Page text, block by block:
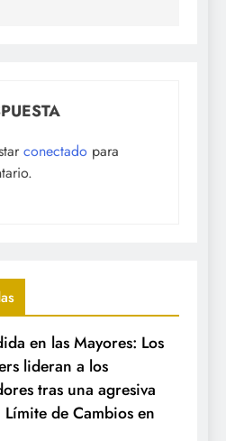
conectado para
en las Mayores: Los
lideran a los
tras una agresiva
Límite de Cambios en